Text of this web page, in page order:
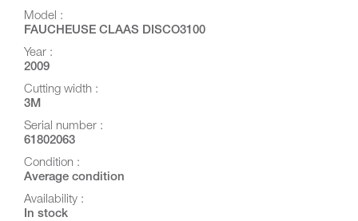
Model :
FAUCHEUSE CLAAS DISCO3100
Year :
2009
Cutting width :
3M
Serial number :
61802063
Condition :
Average condition
Availability :
In stock